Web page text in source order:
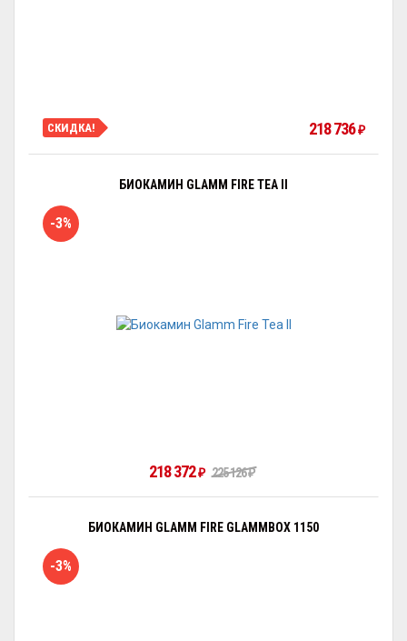
СКИДКА! 218 736₽
БИОКАМИН GLAMM FIRE TEA II
-3%
218 372₽ 225 126₽
БИОКАМИН GLAMM FIRE GLAMMBOX 1150
-3%